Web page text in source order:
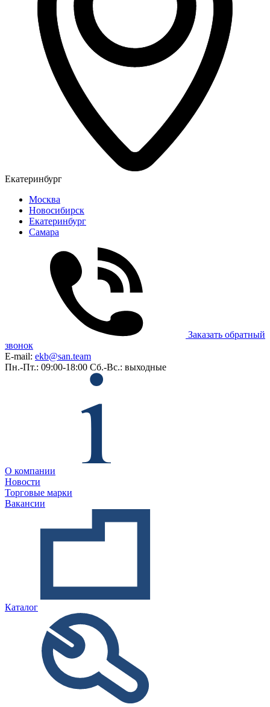
Екатеринбург
Москва
Новосибирск
Екатеринбург
Самара
Заказать обратный
звонок
E-mail: ekb@san.team
Пн.-Пт.: 09:00-18:00 Сб.-Вс.: выходные
О компании
Новости
Торговые марки
Вакансии
Каталог